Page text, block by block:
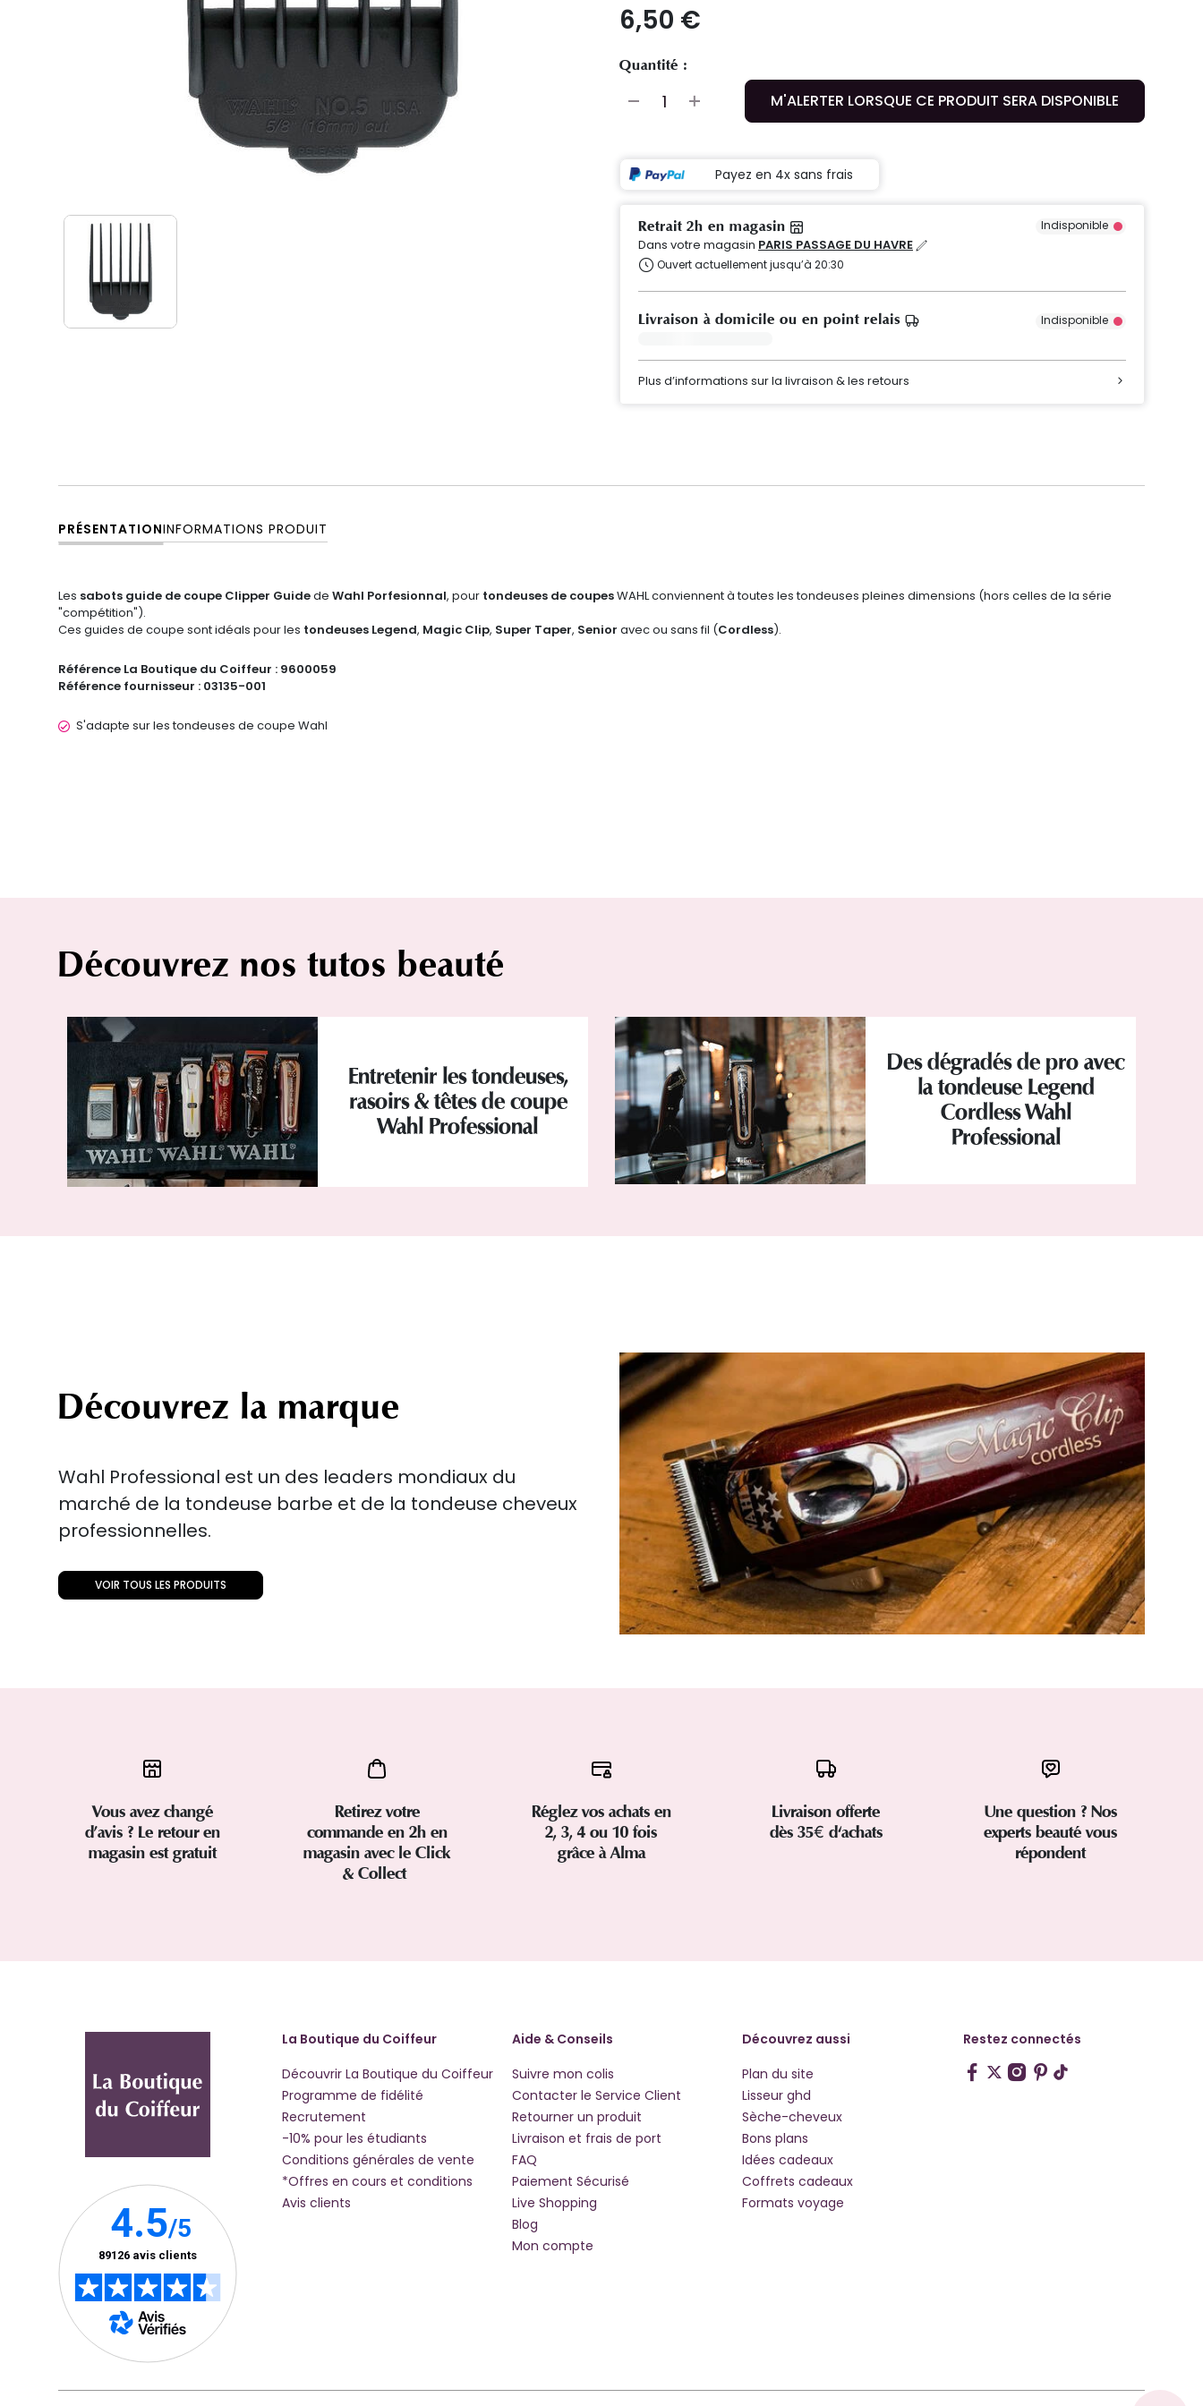
6,50 €
Quantité :
M'ALERTER LORSQUE CE PRODUIT SERA DISPONIBLE
Payez en 4x sans frais
Retrait 2h en magasin Indisponible
Dans votre magasin PARIS PASSAGE DU HAVRE
Ouvert actuellement jusqu’à 20:30
Livraison à domicile ou en point relais Indisponible
Plus d’informations sur la livraison & les retours
PRÉSENTATIONINFORMATIONS PRODUIT
Les sabots guide de coupe Clipper Guidede Wahl Porfesionnal, pour tondeuses de coupesWAHL conviennent à toutes les tondeuses pleines dimensions (hors celles de la série
"compétition").
Ces guides de coupe sont idéals pour les tondeuses Legend, Magic Clip, Super Taper, Senior avec ou sans fil (Cordless).
Référence La Boutique du Coiffeur : 9600059
Référence fournisseur : 03135-001
S'adapte sur les tondeuses de coupe Wahl
Découvrez nos tutos beauté
Entretenir les tondeuses,
rasoirs & têtes de coupe
Wahl Professional
Des dégradés de pro avec
la tondeuse Legend
Cordless Wahl
Professional
Découvrez la marque
Wahl Professional est un des leaders mondiaux du
marché de la tondeuse barbe et de la tondeuse cheveux
professionnelles.
VOIR TOUS LES PRODUITS
Vous avez changé
d’avis ? Le retour en
magasin est gratuit
Retirez votre
commande en 2h en
magasin avec le Click
& Collect
Réglez vos achats en
2, 3, 4 ou 10 fois
grâce à Alma
Livraison offerte
dès 35€ d'achats
Une question ? Nos
experts beauté vous
répondent
La Boutique du Coiffeur
Découvrir La Boutique du Coiffeur
Programme de fidélité
Recrutement
-10% pour les étudiants
Conditions générales de vente
*Offres en cours et conditions
Avis clients
Aide & Conseils
Suivre mon colis
Contacter le Service Client
Retourner un produit
Livraison et frais de port
FAQ
Paiement Sécurisé
Live Shopping
Blog
Mon compte
Découvrez aussi
Plan du site
Lisseur ghd
Sèche-cheveux
Bons plans
Idées cadeaux
Coffrets cadeaux
Formats voyage
Restez connectés